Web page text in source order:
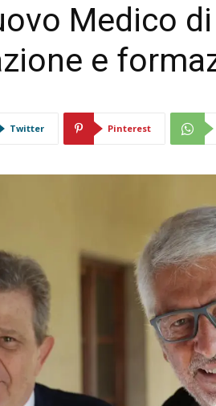
Medico
e
Twitter Pinterest